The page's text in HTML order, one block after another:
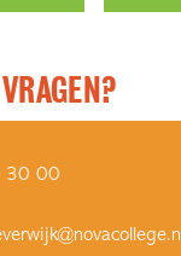
30 00